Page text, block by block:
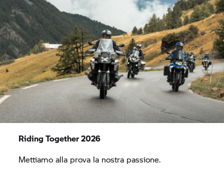
Riding Together 2026
Mettiamo alla prova la nostra passione.